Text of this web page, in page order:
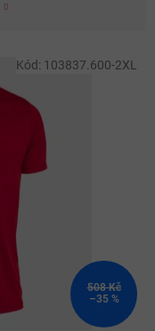
508 Kč
–35 %
Kód: 103837.600-2XL